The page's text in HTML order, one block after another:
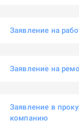
Заявление на
Заявление на
Заявление в
компанию